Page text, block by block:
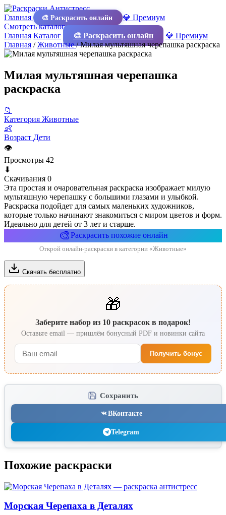
Главная 🎨 Раскрасить онлайн
💎 Премиум
Смотреть каталог
Главная Каталог 🎨 Раскрасить онлайн
💎 Премиум
Главная /Животные/Милая мультяшная черепашка раскраска
Милая мультяшная черепашка
раскраска
📁
Категория Животные
👶
Возраст Дети
👁
Просмотры 42
⬇
Скачивания 0
Эта простая и очаровательная раскраска изображает милую
мультяшную черепашку с большими глазами и улыбкой.
Раскраска подойдет для самых маленьких художников,
которые только начинают знакомиться с миром цветов и форм.
Идеально для детей от 3 лет и старше.
🎨Раскрасить похожие онлайн
Открой онлайн-раскраски в категории «Животные»
Скачать бесплатно
🎁
Заберите набор из 10 раскрасок в подарок!
Оставьте email — пришлём бонусный PDF и новинки сайта
Получить бонус
Сохранить
ВКонтакте
Telegram
Похожие раскраски
Морская Черепаха в Деталях